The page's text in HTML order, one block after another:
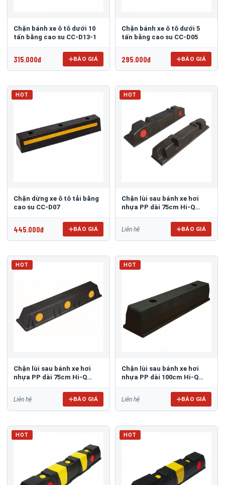
Chặn bánh xe ô tô dưới 10
tấn bằng cao su CC-D13-1
315.000đ BÁO GIÁ
Chặn bánh xe ô tô dưới 5
tấn bằng cao su CC-D05
295.000đ BÁO GIÁ
HOT
Chặn dừng xe ô tô tải bằng
cao su CC-D07
445.000đ BÁO GIÁ
HOT
Chặn lùi sau bánh xe hơi
nhựa PP dài 75cm Hi-Q
Liên hệ BÁO GIÁ
HOT
Chặn lùi sau bánh xe hơi
nhựa PP dài 75cm Hi-Q
Liên hệ BÁO GIÁ
HOT
Chặn lùi sau bánh xe hơi
nhựa PP dài 100cm Hi-Q
Liên hệ BÁO GIÁ
HOT HOT